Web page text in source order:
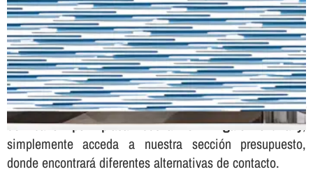
Para solicitar presupuesto sin compromiso para elcambio
de baño por placa ducha en Figaró-Montmany,
simplemente acceda a nuestra sección presupuesto,
donde encontrará diferentes alternativas de contacto.